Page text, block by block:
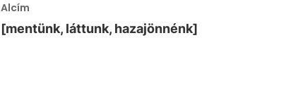
Alcím
[mentünk, láttunk, hazajönnénk]